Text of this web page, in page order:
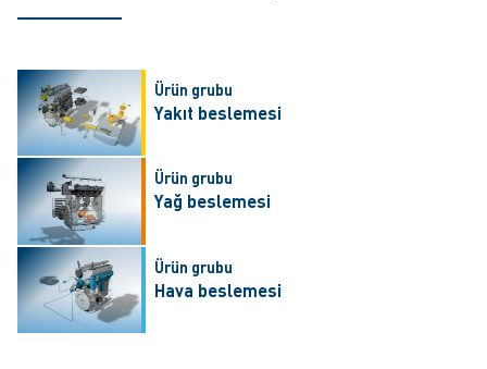
Ürün grubu
Yakıt beslemesi
Ürün grubu
Yağ beslemesi
Ürün grubu
Hava beslemesi